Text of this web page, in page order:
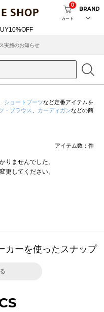
カート
0
BRAND
実施のお知らせ
ショートブーツなど定番アイテムを
・ブラウス カーディガンなどの商
アイテム数： 件
りませんでした。
更してください。
カーを使ったスナップ